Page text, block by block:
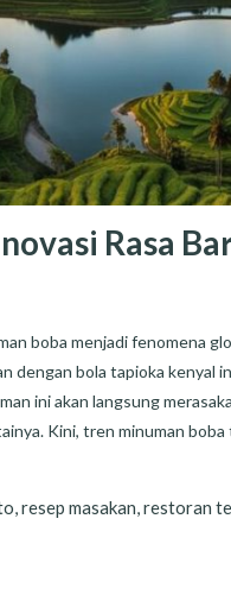
Rasa
boba menjadi fenomena
bola tapioka kenyal
ini akan langsung
Kini, tren minuman
,resep masakan,restoran